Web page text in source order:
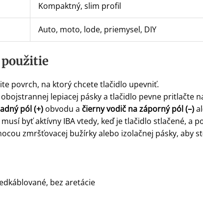
Kompaktný, slim profil
Auto, moto, lode, priemysel, DIY
povrch, na ktorý chcete tlačidlo upevniť.
lepiacej pásky a tlačidlo pevne pritlačte
pól (+)obvodu a čierny vodič na záporný pól (–)
byť aktívny IBA vtedy, keď je tlačidlo stlačené, a
zmršťovacej bužírky alebo izolačnej pásky, aby
bez aretácie